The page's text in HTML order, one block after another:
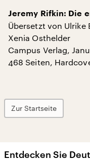
Jeremy Rifkin: Die
Übersetzt von
Xenia Osthelder
Campus Verlag,
468 Seiten,
Zur Startseite
Entdecken Sie